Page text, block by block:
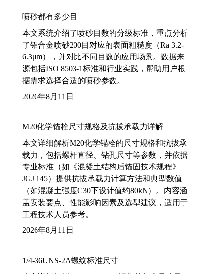
喷砂都有多少目
本文系统介绍了喷砂目数的分级标准，重点分析
了铝合金喷砂200目对应的表面粗糙度（Ra 3.2-
6.3μm），并对比不同目数的应用场景。数据来
源包括ISO 8503-1标准和行业实践，帮助用户根
据需求选择合适的喷砂参数。
2026年8月11日
M20化学锚栓尺寸规格及抗拔承载力详解
本文详细解析M20化学锚栓的尺寸规格和抗拔承
载力，包括螺杆直径、钻孔尺寸等参数，并依据
专业标准（如《混凝土结构后锚固技术规程》
JGJ 145）提供抗拔承载力计算方法和典型数值
（如混凝土强度C30下设计值约80kN）。内容涵
盖安装要点、性能影响因素及选型建议，适用于
工程技术人员参考。
2026年8月11日
1/4-36UNS-2A螺纹标准尺寸